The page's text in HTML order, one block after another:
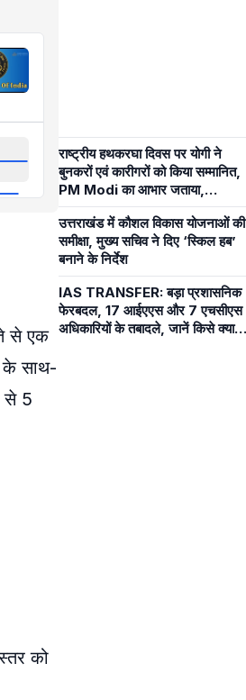
से एक
के साथ-
से 5
को
राष्ट्रीय हथकरघा दिवस पर योगी ने
बुनकरों एवं कारीगरों को किया सम्मानित,
PM Modi का आभार जताया,
समाजवादी पार्टी पर कसा तंज
उत्तराखंड में कौशल विकास योजनाओं की
समीक्षा, मुख्य सचिव ने दिए ‘स्किल हब’
बनाने के निर्देश
IAS TRANSFER: बड़ा प्रशासनिक
फेरबदल, 17 आईएएस और 7 एचसीएस
अधिकारियों के तबादले, जानें किसे क्या